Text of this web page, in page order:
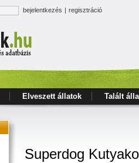
bejelentkezés | regisztráció
Elveszett állatok Talált
Superdog